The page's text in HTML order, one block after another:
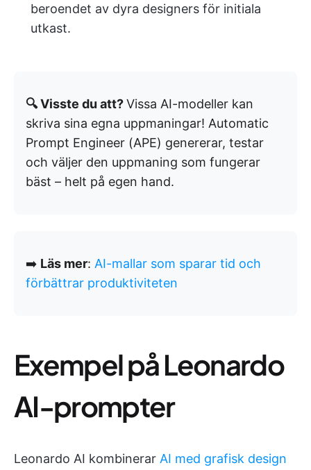
beroendet av dyra designers för initiala
utkast.
🔍 Visste du att?Vissa AI-modeller kan
skriva sina egna uppmaningar! Automatic
Prompt Engineer (APE) genererar, testar
och väljer den uppmaning som fungerar
bäst – helt på egen hand.
➡️ Läs mer: AI-mallar som sparar tid och
förbättrar produktiviteten
Exempel på Leonardo
AI-prompter
Leonardo AI kombinerar AI med grafisk design